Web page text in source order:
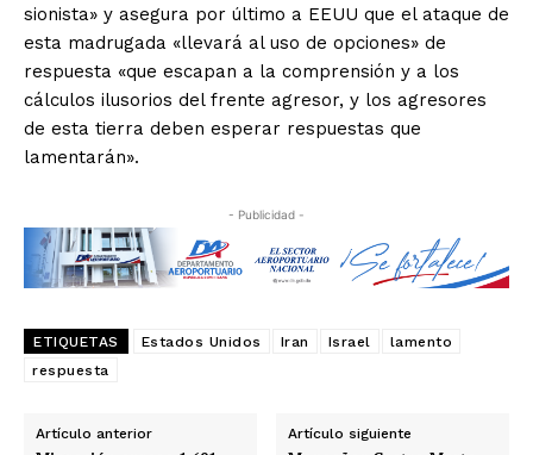
sionista» y asegura por último a EEUU que el ataque de
esta madrugada «llevará al uso de opciones» de
respuesta «que escapan a la comprensión y a los
cálculos ilusorios del frente agresor, y los agresores
de esta tierra deben esperar respuestas que
lamentarán».
- Publicidad -
ETIQUETAS Estados Unidos Iran Israel
lamento
respuesta
Artículo anterior Artículo siguiente